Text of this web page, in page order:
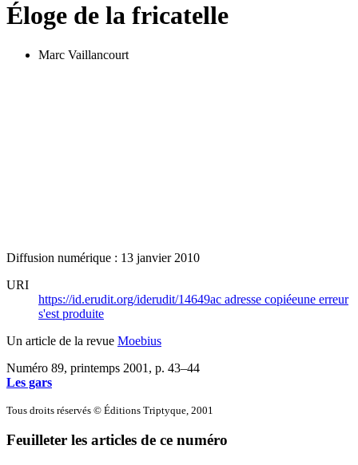
Éloge de la fricatelle
Marc Vaillancourt
Diffusion numérique : 13 janvier 2010
URI
https://id.erudit.org/iderudit/14649ac adresse copiéeune erreur
s'est produite
Un article de la revue Moebius
Numéro 89, printemps 2001 , p. 43–44
Les gars
Tous droits réservés © Éditions Triptyque, 2001
Feuilleter les articles de ce numéro